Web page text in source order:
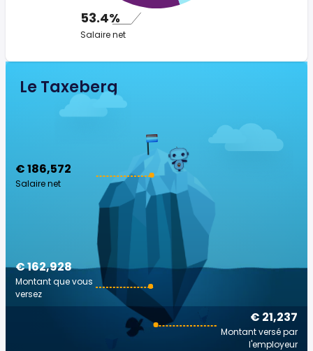
53.4%
Salaire net
Le Taxeberg
€ 186,572
Salaire net
€ 21,237
Montant versé par
l'employeur
€ 162,928
Montant que vous
versez